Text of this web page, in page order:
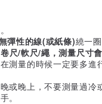
彈性的線(或紙條)繞一
尺/軟尺/繩，測量尺寸
測量的時候一定要多
或晚上，不要測量過
。